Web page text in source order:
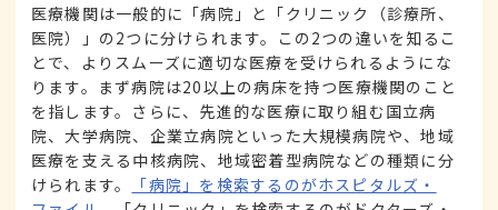
医療機関は一般的に「病院」と「クリニック（診療所、
医院）」の2つに分けられます。この2つの違いを知るこ
とで、よりスムーズに適切な医療を受けられるようにな
ります。まず病院は20以上の病床を持つ医療機関のこと
を指します。さらに、先進的な医療に取り組む国立病
院、大学病院、企業立病院といった大規模病院や、地域
医療を支える中核病院、地域密着型病院などの種類に分
けられます。
「病院」を検索するのがホスピタルズ・